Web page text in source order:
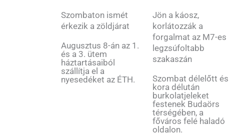
Szombaton ismét
érkezik a zöldjárat
Augusztus 8-án az 1.
és a 3. ütem
háztartásaiból
szállítja el a
nyesedéket az ÉTH.
Jön a káosz,
korlátozzák a
forgalmat az M7-es
legzsúfoltabb
szakaszán
Szombat délelőtt és
kora délután
burkolatjeleket
festenek Budaörs
térségében, a
főváros felé haladó
oldalon.